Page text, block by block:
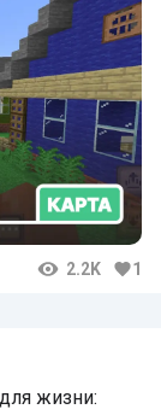
2.2K 1
жизни: